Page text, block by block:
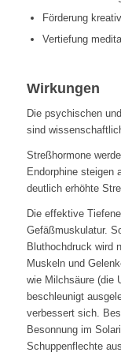
Förderung
Vertiefung
Wirkungen
Die psychischen
sind
Streßhormone
Endorphine steigen
deutlich erhöhte
Die effektive
Gefäßmuskulatur.
Bluthochdruck wird
Muskeln und
wie Milchsäure (die
beschleunigt
verbessert sich.
Besonnung im
Schuppenflechte